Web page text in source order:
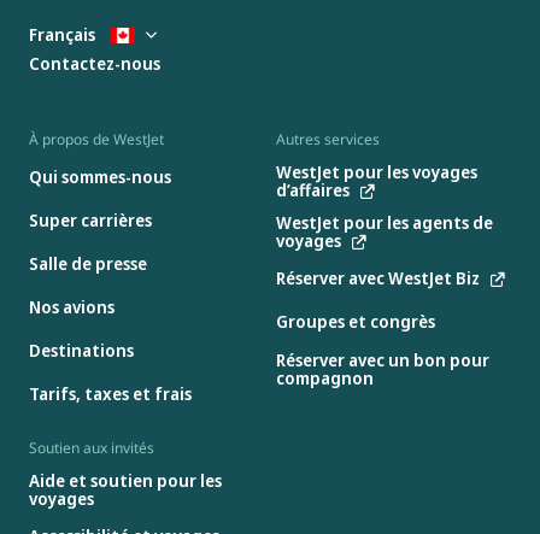
À propos de WestJet
Qui sommes-nous
Super carrières
Salle de presse
Nos avions
Destinations
Tarifs, taxes et frais
Autres services
WestJet pour les voyages
d’affaires
WestJet pour les agents de
voyages
Réserver avec WestJet Biz
Groupes et congrès
Réserver avec un bon pour
compagnon
Soutien aux invités
Aide et soutien pour les
voyages
Français
Contactez-nous